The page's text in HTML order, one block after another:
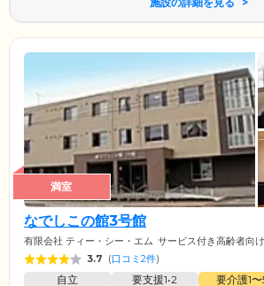
満室
なでしこの館3号館
有限会社 ティー・シー・エム サービス付き高齢者向
3.7 (口コミ2件)
自立 要支援1•2 要介護1〜